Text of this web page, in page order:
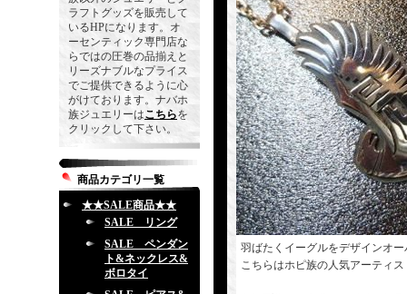
ラフトグッズを販売して
いるHPになります。オ
ーセンティック専門店な
らではの圧巻の品揃えと
リーズナブルなプライス
でご提供できるように心
がけております。ナバホ
族ジュエリーはこちらを
クリックして下さい。
商品カテゴリ一覧
★★SALE商品★★
SALE リング
SALE ペンダン
ト&ネックレス&
ボロタイ
羽ばたくイーグルをデザインオ
こちらはホピ族の人気アーティ